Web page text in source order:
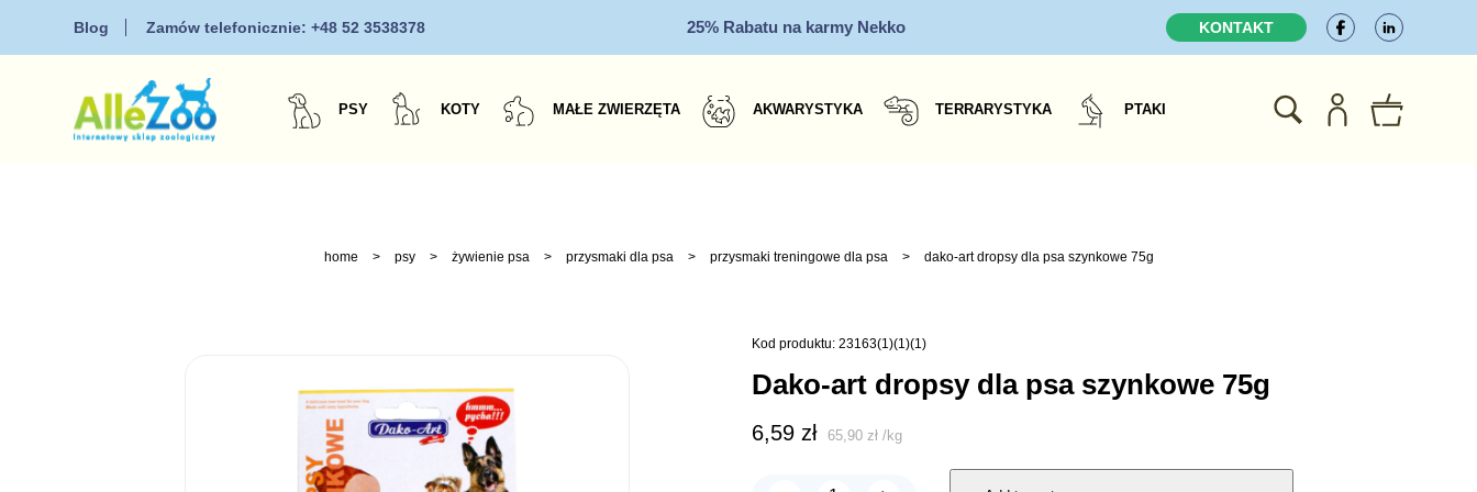
Blog Zamów telefonicznie:+48 52 3538378 25% Rabatu na karmy Nekko KONTAKT
PSY KOTY MAŁE ZWIERZĘTA AKWARYSTYKA TERRARYSTYKA PTAKI
home > psy > żywienie psa > przysmaki dla psa > przysmaki treningowe dla psa > dako-art dropsy dla psa szynkowe 75g
Kod produktu: 23163(1)(1)(1)
dako-art dropsy dla psa szynkowe 75g
6,59 zł 65,90 zł /kg